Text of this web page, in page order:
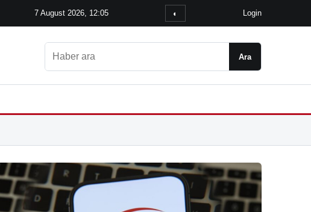
7 August 2026, 12:05 ◐ Login
Ara